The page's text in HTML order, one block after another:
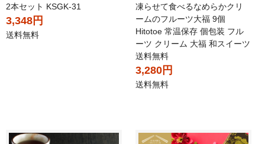
2本セット KSGK-31
3,348円
送料無料
凍らせて食べるなめらかクリ
ームのフルーツ大福 9個
Hitotoe 常温保存 個包装 フル
ーツ クリーム 大福 和スイーツ
送料無料
3,280円
送料無料